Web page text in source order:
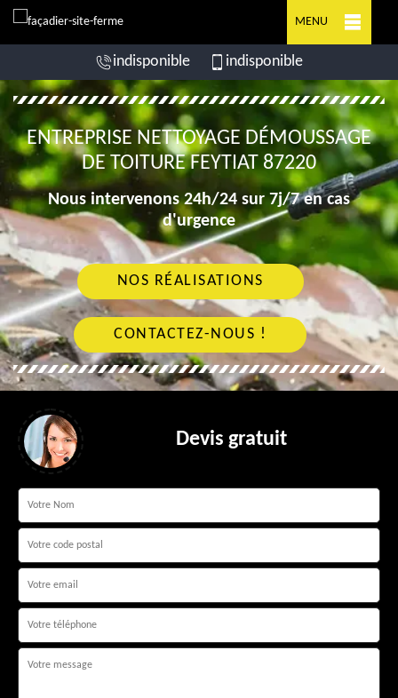
MENU
indisponible indisponible
ENTREPRISE NETTOYAGE DÉMOUSSAGE
DE TOITURE FEYTIAT 87220
Nous intervenons 24h/24 sur 7j/7 en cas
d'urgence
NOS RÉALISATIONS
CONTACTEZ-NOUS !
Devis gratuit